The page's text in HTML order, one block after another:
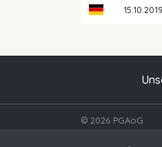
15.10.2019
© 2026 PGAoG